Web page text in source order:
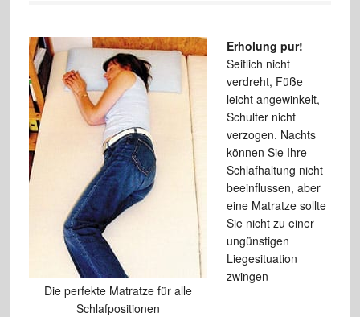
Die perfekte Matratze für alle
Schlafpositionen
Erholung pur!
Seitlich nicht
verdreht, Füße
leicht angewinkelt,
Schulter nicht
verzogen. Nachts
können Sie Ihre
Schlafhaltung nicht
beeinflussen, aber
eine Matratze sollte
Sie nicht zu einer
ungünstigen
Liegesituation
zwingen